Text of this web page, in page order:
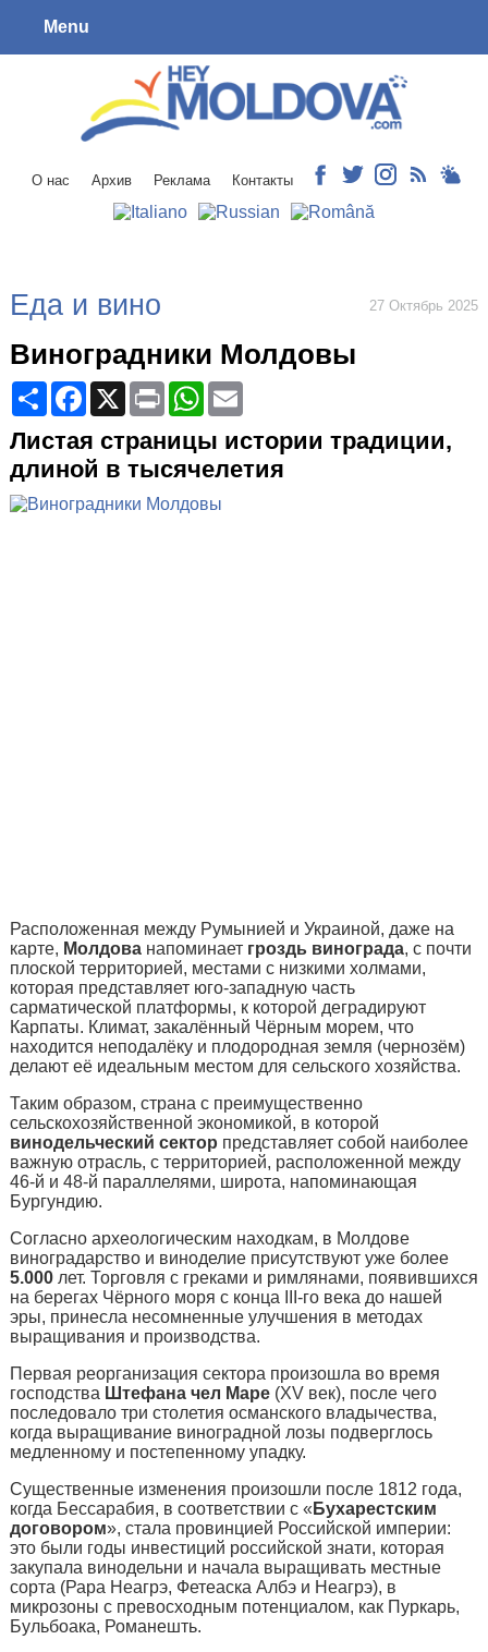
О нас Архив Реклама Контакты
Menu
Еда и вино 27 Октябрь 2025
Виноградники Молдовы
ShareFacebook
X Print WhatsApp
Email
Листая страницы истории традиции,
длиной в тысячелетия
Расположенная между Румынией и Украиной, даже на
карте, Молдованапоминает гроздь винограда, с почти
плоской территорией, местами с низкими холмами,
которая представляет юго-западную часть
сарматической платформы, к которой деградируют
Карпаты. Климат, закалённый Чёрным морем, что
находится неподалёку и плодородная земля (чернозём)
делают её идеальным местом для сельского хозяйства.
Таким образом, страна с преимущественно
сельскохозяйственной экономикой, в которой
винодельческий сектор представляет собой наиболее
важную отрасль, с территорией, расположенной между
46-й и 48-й параллелями, широта, напоминающая
Бургундию.
Согласно археологическим находкам, в Молдове
виноградарство и виноделие присутствуют уже более
5.000лет. Торговля с греками и римлянами, появившихся
на берегах Чёрного моря с конца III-го века до нашей
эры, принесла несомненные улучшения в методах
выращивания и производства.
Первая реорганизация сектора произошла во время
господства Штефана чел Маре(XV век), после чего
последовало три столетия османского владычества,
когда выращивание виноградной лозы подверглось
медленному и постепенному упадку.
Существенные изменения произошли после 1812 года,
когда Бессарабия, в соответствии с « Бухарестским
договором», стала провинцией Российской империи:
это были годы инвестиций российской знати, которая
закупала винодельни и начала выращивать местные
сорта (Рара Неагрэ, Фетеаска Албэ и Неагрэ), в
микрозоны с превосходным потенциалом, как Пуркарь,
Бульбоака, Романешть.